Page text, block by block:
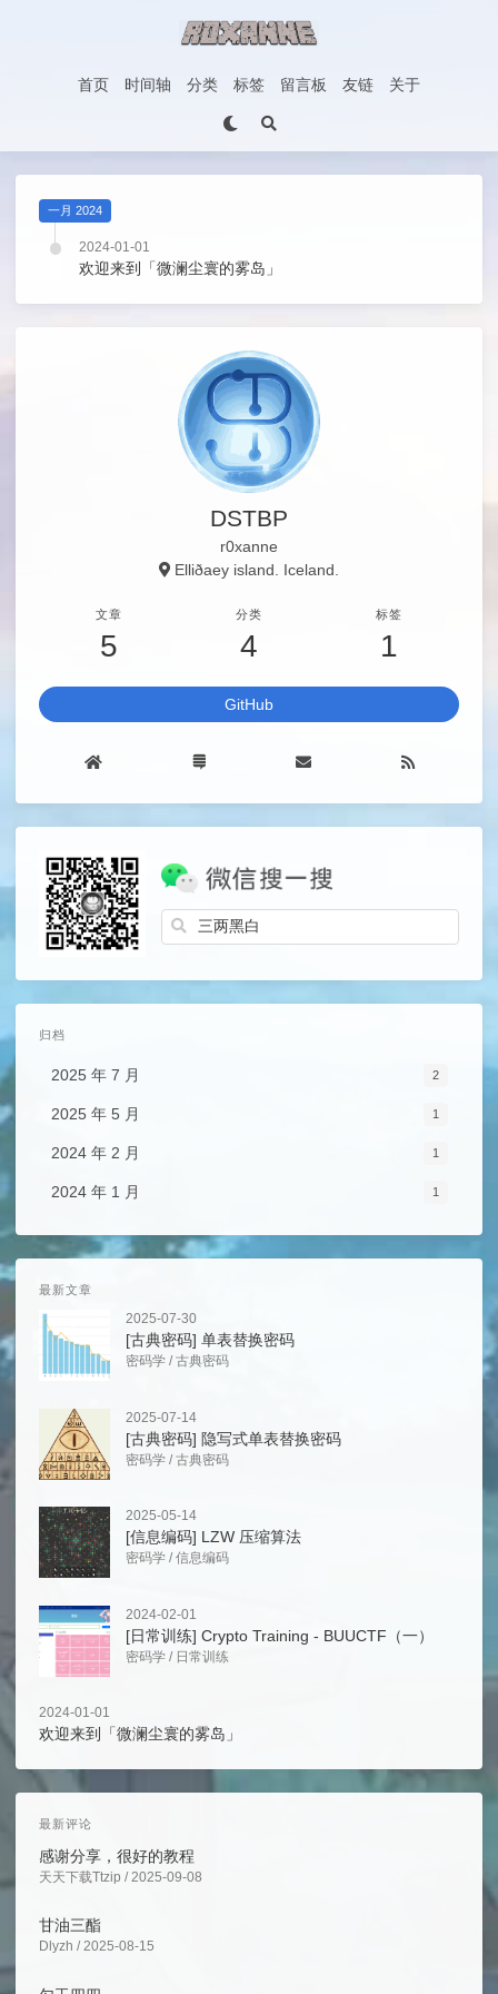
首页 时间轴 分类 标签 留言板 友链 关于
一月 2024
2024-01-01
欢迎来到「微澜尘寰的雾岛」
DSTBP
r0xanne
Elliðaey island. Iceland.
文章
5
分类
4
标签
1
GitHub
归档
2025 年 7 月 2
2025 年 5 月 1
2024 年 2 月 1
2024 年 1 月 1
最新文章
2025-07-30
[古典密码] 单表替换密码
密码学 /古典密码
2025-07-14
[古典密码] 隐写式单表替换密码
密码学 /古典密码
2025-05-14
[信息编码] LZW 压缩算法
密码学 /信息编码
2024-02-01
[日常训练] Crypto Training - BUUCTF（一）
密码学 / 日常训练
2024-01-01
欢迎来到「微澜尘寰的雾岛」
最新评论
感谢分享，很好的教程
天天下载Ttzip / 2025-09-08
甘油三酯
Dlyzh / 2025-08-15